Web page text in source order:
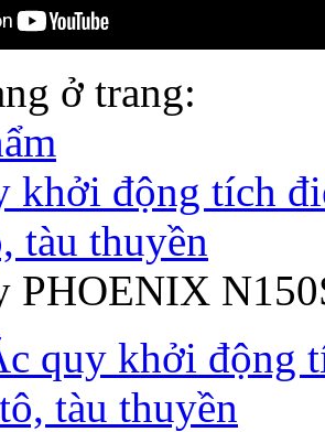
ở trang:
khởi động tích
tàu thuyền
PHOENIX
quy khởi động
tàu thuyền